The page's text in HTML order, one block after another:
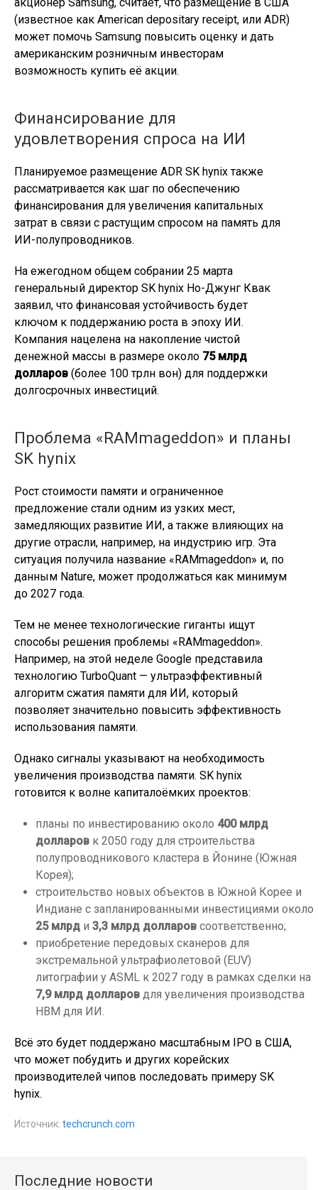
(известное как American depositary receipt, или ADR)
может помочь Samsung повысить оценку и дать
американским розничным инвесторам
возможность купить её акции.
Финансирование для
удовлетворения спроса на ИИ
Планируемое размещение ADR SK hynix также
рассматривается как шаг по обеспечению
финансирования для увеличения капитальных
затрат в связи с растущим спросом на память для
ИИ-полупроводников.
На ежегодном общем собрании 25 марта
генеральный директор SK hynix Но-Джунг Квак
заявил, что финансовая устойчивость будет
ключом к поддержанию роста в эпоху ИИ.
Компания нацелена на накопление чистой
денежной массы в размере около 75 млрд
долларов (более 100 трлн вон) для поддержки
долгосрочных инвестиций.
Проблема «RAMmageddon» и планы
SK hynix
Рост стоимости памяти и ограниченное
предложение стали одним из узких мест,
замедляющих развитие ИИ, а также влияющих на
другие отрасли, например, на индустрию игр. Эта
ситуация получила название «RAMmageddon» и, по
данным Nature, может продолжаться как минимум
до 2027 года.
Тем не менее технологические гиганты ищут
способы решения проблемы «RAMmageddon».
Например, на этой неделе Google представила
технологию TurboQuant — ультраэффективный
алгоритм сжатия памяти для ИИ, который
позволяет значительно повысить эффективность
использования памяти.
Однако сигналы указывают на необходимость
увеличения производства памяти. SK hynix
готовится к волне капиталоёмких проектов:
планы по инвестированию около 400 млрд
долларов к 2050 году для строительства
полупроводникового кластера в Йонине (Южная
Корея);
строительство новых объектов в Южной Корее и
Индиане с запланированными инвестициями около
25 млрд и 3,3 млрд долларов соответственно;
приобретение передовых сканеров для
экстремальной ультрафиолетовой (EUV)
литографии у ASML к 2027 году в рамках сделки на
7,9 млрд долларов для увеличения производства
HBM для ИИ.
Всё это будет поддержано масштабным IPO в США,
что может побудить и других корейских
производителей чипов последовать примеру SK
hynix.
Источник: techcrunch.com
Последние новости